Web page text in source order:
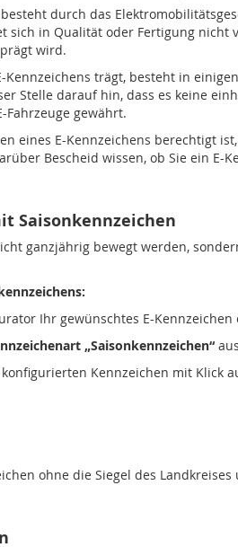
durch das
sich in Qualität oder Fertigung
wird.
Kennzeichens trägt, besteht in
Stelle darauf hin, dass es keine
Fahrzeuge gewährt.
eines E-Kennzeichens berechtigt
Bescheid wissen, ob Sie ein E-
Saisonkennzeichen
ganzjährig bewegt werden,
Ihr gewünschtes E-
„Saisonkennzeichen“
Kennzeichen mit Klick
ohne die Siegel des